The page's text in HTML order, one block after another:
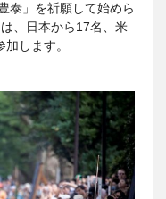
泰」を祈願して始めら
、日本から17名、米
します。